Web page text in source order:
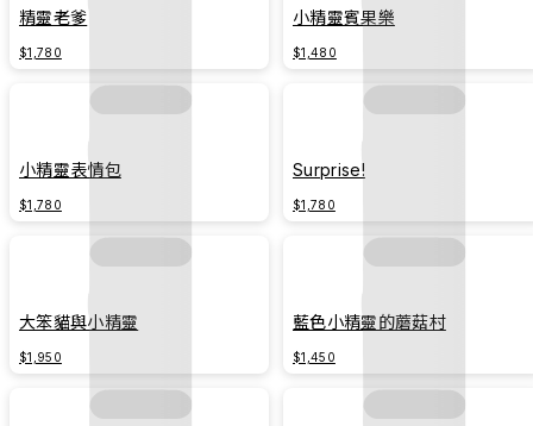
精靈老爹
$1,780
小精靈賓果樂
$1,480
小精靈表情包
$1,780
Surprise!
$1,780
大笨貓與小精靈
$1,950
藍色小精靈的蘑菇村
$1,450